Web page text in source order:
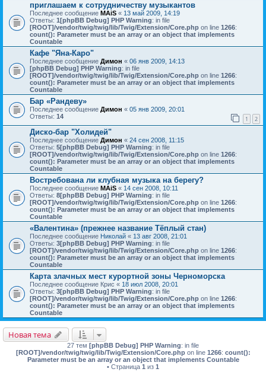
приглашаем к сотрудничеству музыкантов
Последнее сообщение MAiS « 13 май 2009, 14:19
Ответы: 1 [phpBB Debug] PHP Warning: in file
[ROOT]/vendor/twig/twig/lib/Twig/Extension/Core.php on line 1266:
count(): Parameter must be an array or an object that implements
Countable
Кафе "Яна-Каро"
Последнее сообщение Димон « 06 янв 2009, 14:13
[phpBB Debug] PHP Warning: in file
[ROOT]/vendor/twig/twig/lib/Twig/Extension/Core.php on line 1266:
count(): Parameter must be an array or an object that implements
Countable
Бар «Рандеву»
Последнее сообщение Димон « 05 янв 2009, 20:01
Ответы: 14 1 2
Диско-бар "Холидей"
Последнее сообщение Димон « 24 сен 2008, 11:15
Ответы: 5[phpBB Debug] PHP Warning: in file
[ROOT]/vendor/twig/twig/lib/Twig/Extension/Core.php on line 1266:
count(): Parameter must be an array or an object that implements
Countable
Востребована ли клубная музыка на берегу?
Последнее сообщение MAiS « 14 сен 2008, 10:11
Ответы: 8[phpBB Debug] PHP Warning: in file
[ROOT]/vendor/twig/twig/lib/Twig/Extension/Core.php on line 1266:
count(): Parameter must be an array or an object that implements
Countable
«Валентина» (прежнее название Тёплый стан)
Последнее сообщение Николай « 13 авг 2008, 21:01
Ответы: 3[phpBB Debug] PHP Warning: in file
[ROOT]/vendor/twig/twig/lib/Twig/Extension/Core.php on line 1266:
count(): Parameter must be an array or an object that implements
Countable
Карта злачных мест курортной зоны Черноморска
Последнее сообщение Крис « 18 июл 2008, 20:01
Ответы: 3[phpBB Debug] PHP Warning: in file
[ROOT]/vendor/twig/twig/lib/Twig/Extension/Core.php on line 1266:
count(): Parameter must be an array or an object that implements
Countable
Новая тема
27 тем [phpBB Debug] PHP Warning: in file
[ROOT]/vendor/twig/twig/lib/Twig/Extension/Core.phpon line 1266: count():
Parameter must be an array or an object that implements Countable
• Страница 1 из 1